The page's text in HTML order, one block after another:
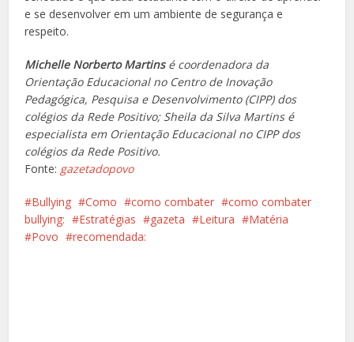
e se desenvolver em um ambiente de segurança e
respeito.
Michelle Norberto Martinsé coordenadora da
Orientação Educacional no Centro de Inovação
Pedagógica, Pesquisa e Desenvolvimento (CIPP) dos
colégios da Rede Positivo; Sheila da Silva Martins é
especialista em Orientação Educacional no CIPP dos
colégios da Rede Positivo.
Fonte: gazetadopovo
Bullying Como como combater
como combater
bullying:
Estratégias gazeta Leitura
Matéria
Povo
recomendada: